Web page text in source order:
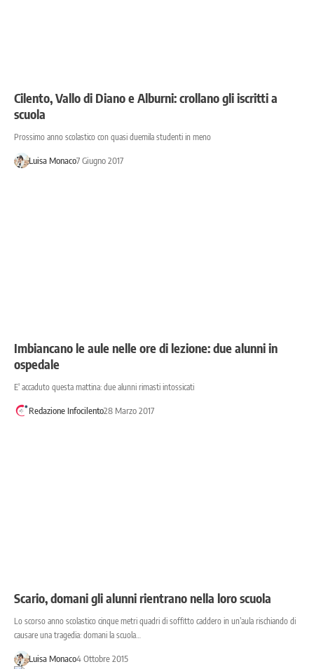
Cilento, Vallo di Diano e Alburni: crollano gli iscritti a
scuola
Prossimo anno scolastico con quasi duemila studenti in meno
Luisa Monaco7 Giugno 2017
Imbiancano le aule nelle ore di lezione: due alunni in
ospedale
E' accaduto questa mattina: due alunni rimasti intossicati
Redazione Infocilento28 Marzo 2017
Scario, domani gli alunni rientrano nella loro scuola
Lo scorso anno scolastico cinque metri quadri di soffitto caddero in un’aula rischiando di
causare una tragedia: domani la scuola…
Luisa Monaco4 Ottobre 2015